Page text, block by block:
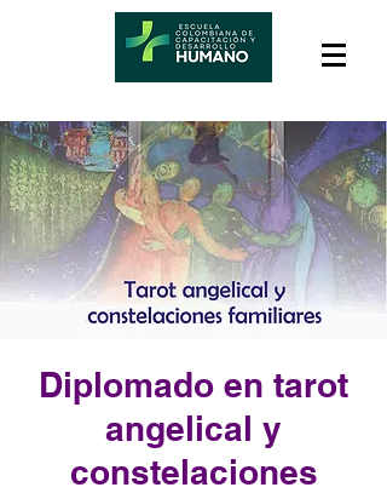
Diplomado en tarot
angelical y
constelaciones